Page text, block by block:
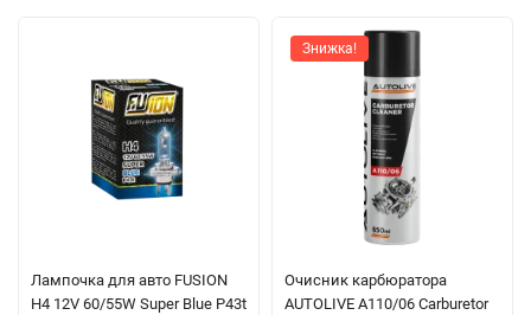
Лампочка для авто FUSION
H4 12V 60/55W Super Blue P43t
Знижка!
Очисник карбюратора
AUTOLIVE A110/06 Carburetor